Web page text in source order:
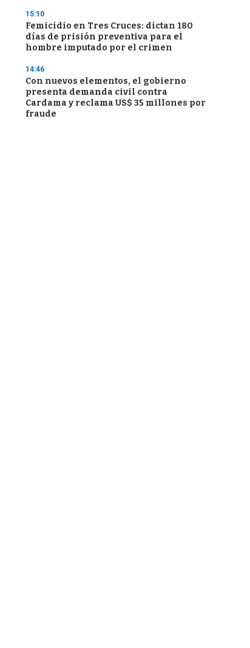
15:10
Femicidio en Tres Cruces: dictan 180
días de prisión preventiva para el
hombre imputado por el crimen
14:46
Con nuevos elementos, el gobierno
presenta demanda civil contra
Cardama y reclama US$ 35 millones por
fraude